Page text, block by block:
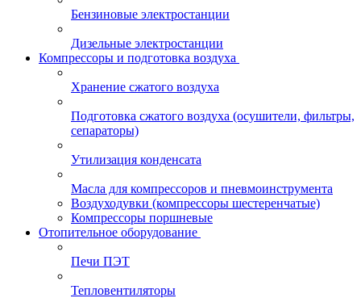
Бензиновые электростанции
Дизельные электростанции
Компрессоры и подготовка воздуха
Хранение сжатого воздуха
Подготовка сжатого воздуха (осушители, фильтры,
сепараторы)
Утилизация конденсата
Масла для компрессоров и пневмоинструмента
Воздуходувки (компрессоры шестеренчатые)
Компрессоры поршневые
Отопительное оборудование
Печи ПЭТ
Тепловентиляторы